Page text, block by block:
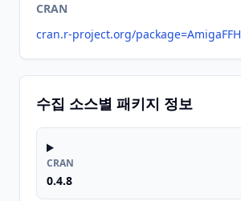
CRAN
cran.r-project.org/package=AmigaFFH
수집 소스별 패키지 정보
CRAN
0.4.8